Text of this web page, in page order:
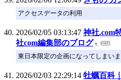
アクセスデータの利用
2026/02/05 03:13:47 神社.com
社com編集部のブログ
東日本限定の企画になってしまい
2026/02/03 22:29:14 牡蠣百科